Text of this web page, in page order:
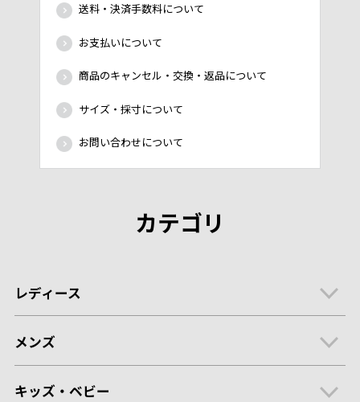
送料・決済手数料について
お支払いについて
商品のキャンセル・交換・返品について
サイズ・採寸について
お問い合わせについて
カテゴリ
レディース
メンズ
キッズ・ベビー